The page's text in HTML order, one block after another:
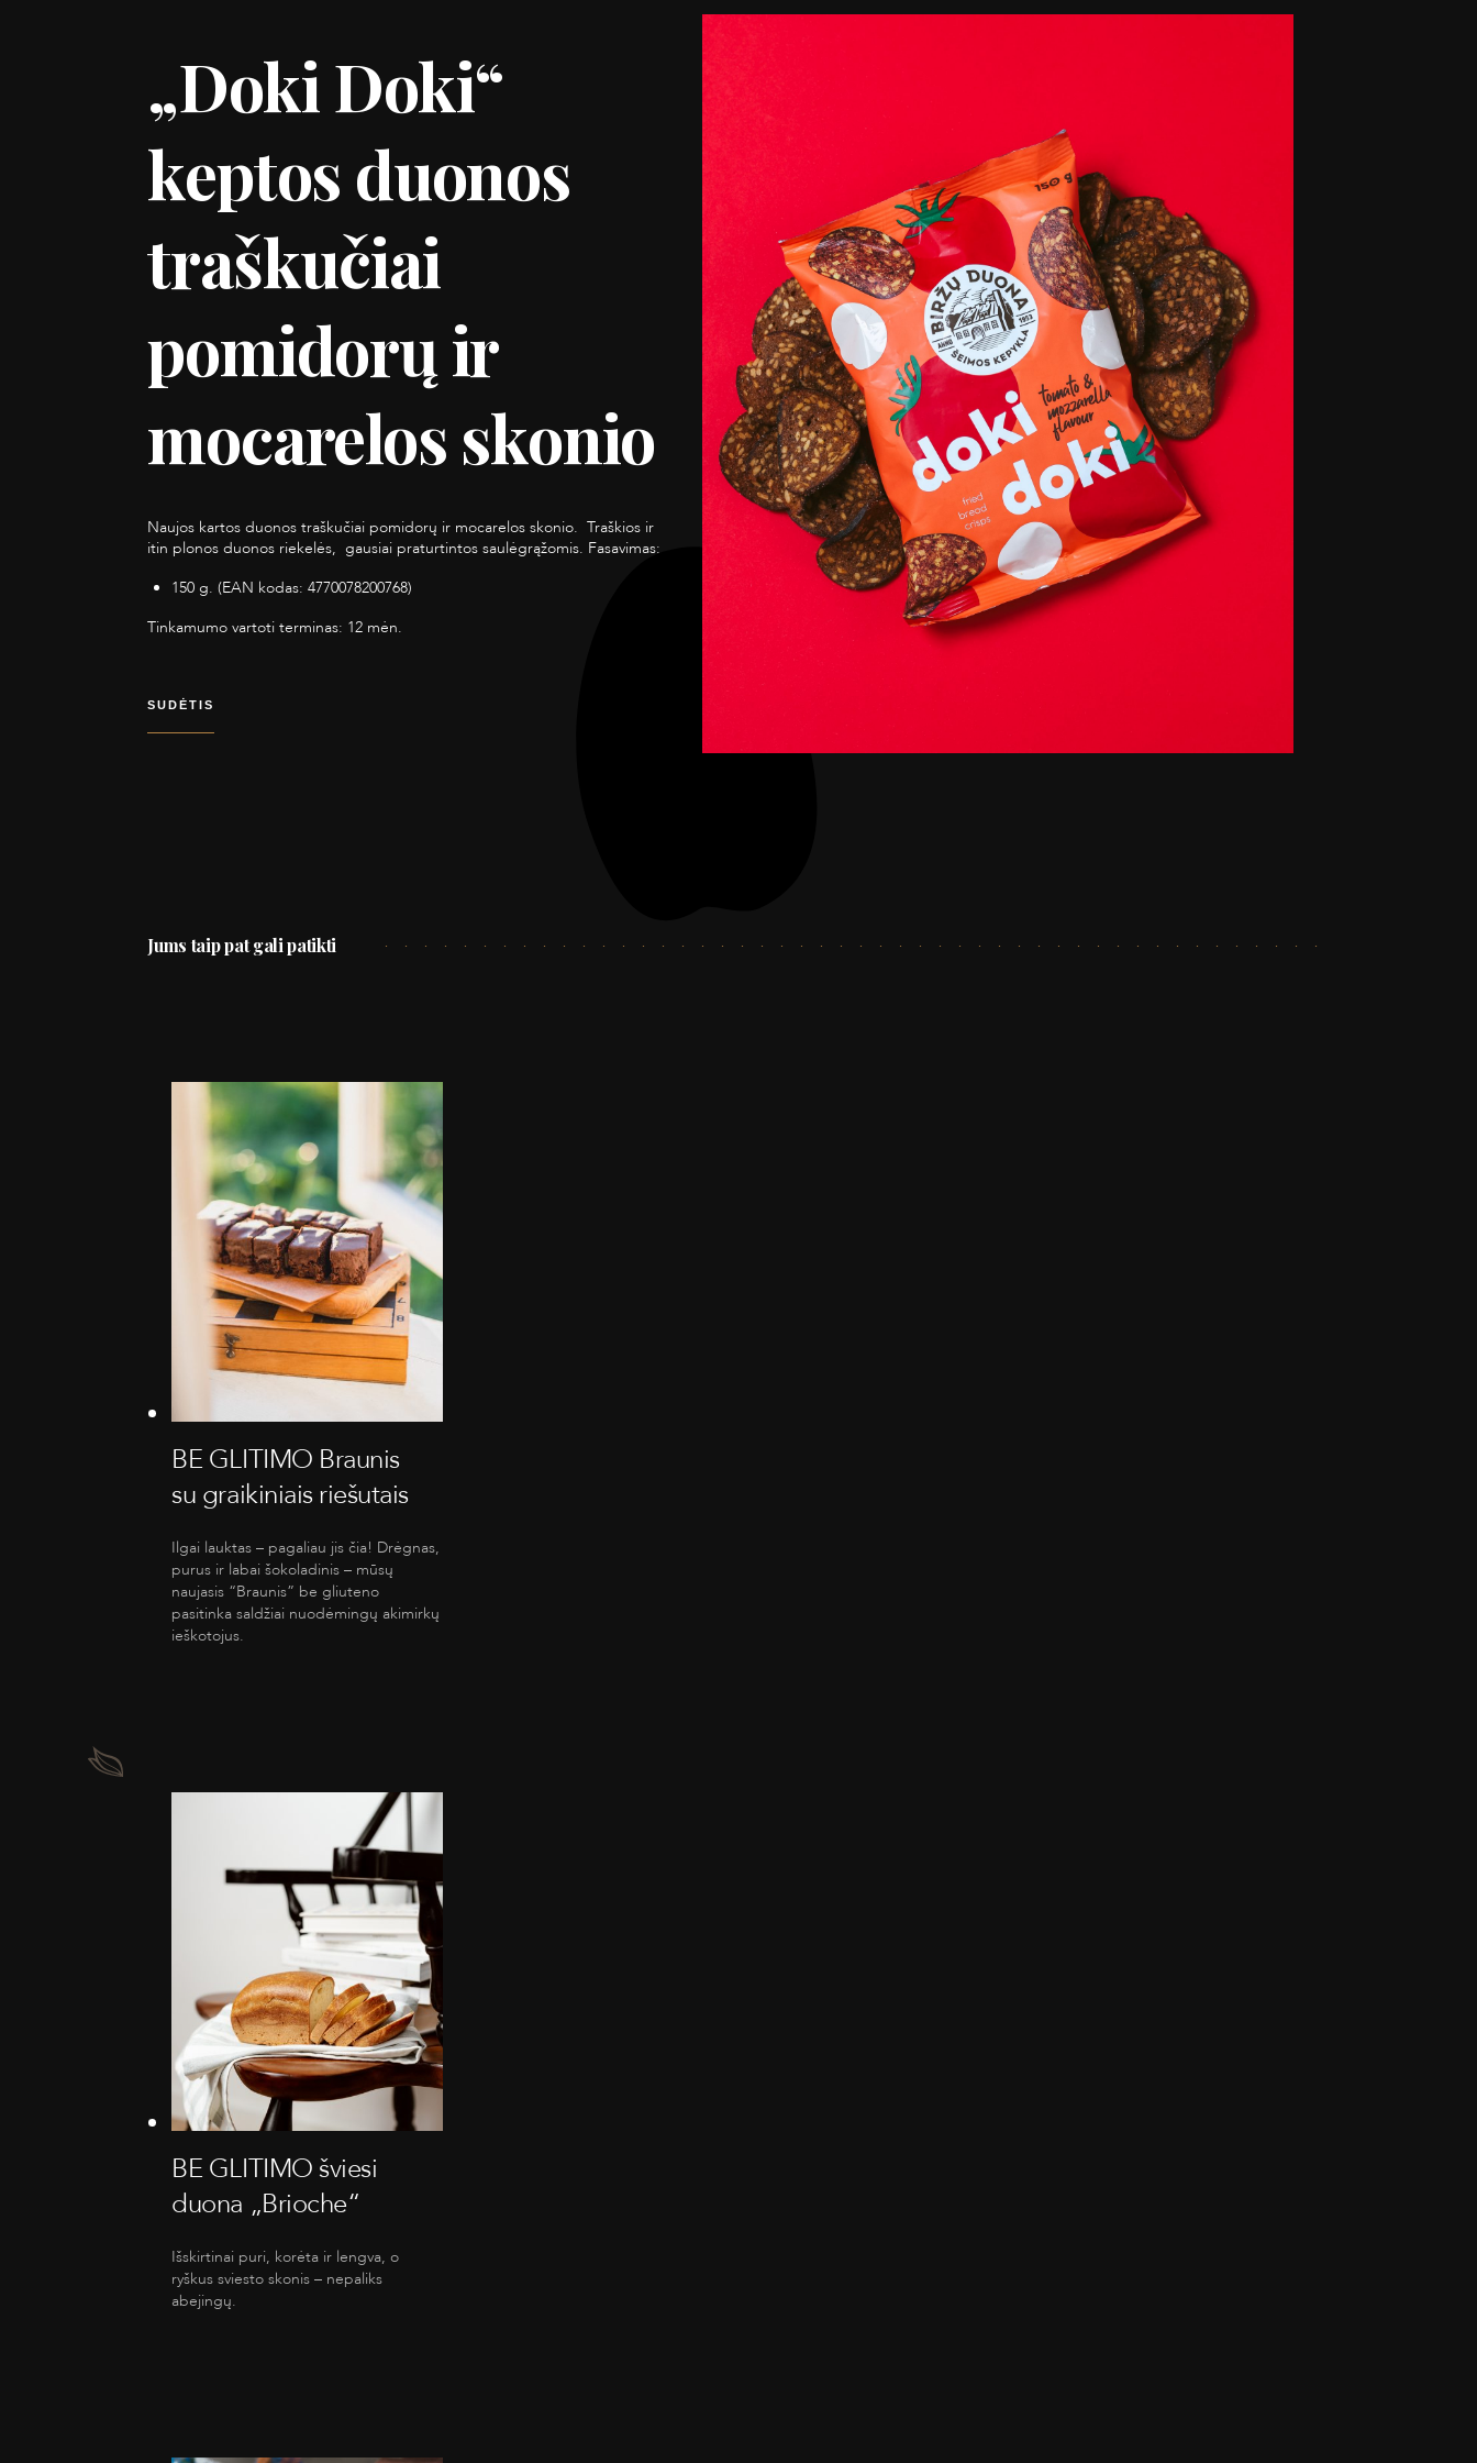
„Doki Doki“
keptos duonos
traškučiai
pomidorų ir
mocarelos skonio
Naujos kartos duonos traškučiai pomidorų ir mocarelos skonio. Traškios ir
itin plonos duonos riekelės, gausiai praturtintos saulėgrąžomis. Fasavimas:
150 g. (EAN kodas: 4770078200768)
Tinkamumo vartoti terminas: 12 mėn.
SUDĖTIS
Jums taip pat gali patikti
BE GLITIMO Braunis
su graikiniais riešutais
Ilgai lauktas – pagaliau jis čia! Drėgnas,
purus ir labai šokoladinis – mūsų
naujasis “Braunis” be gliuteno
pasitinka saldžiai nuodėmingų akimirkų
ieškotojus.
BE GLITIMO šviesi
duona „Brioche“
Išskirtinai puri, korėta ir lengva, o
ryškus sviesto skonis – nepaliks
abejingų.